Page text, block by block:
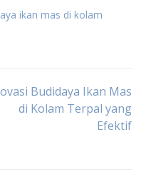
ikan mas di kolam
Budidaya Ikan Mas
di Kolam Terpal yang
Efektif